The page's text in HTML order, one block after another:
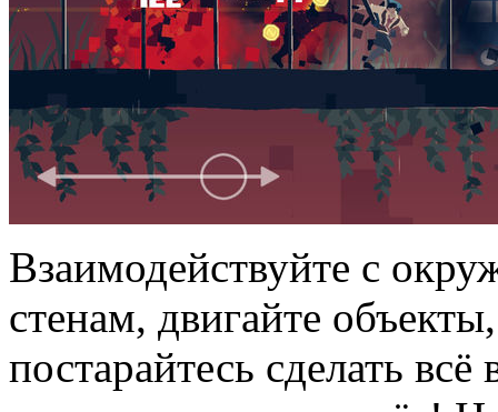
Взаимодействуйте с
стенам, двигайте
постарайтесь сделать